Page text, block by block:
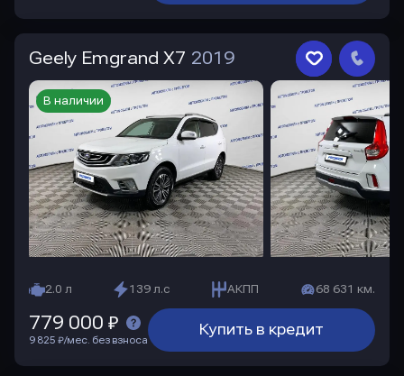
Geely Emgrand X7 2019
2.0 л 139 л.с АКПП 68 631 км.
В наличии
Купить в кредит
779 000 ₽
9 825 ₽/мес. без взноса